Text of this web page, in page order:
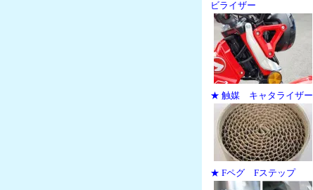
ビライザー
★ 触媒 キャタライザー
★ Fペグ Fステップ